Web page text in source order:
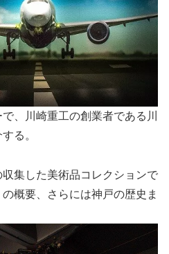
、川崎重工の創業者である川
る。
集した美術品コレクションで
概要、さらには神戸の歴史ま